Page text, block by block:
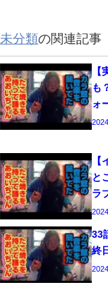
未分類の関連記事
【
も
ォ
【
と
ラ
33
終